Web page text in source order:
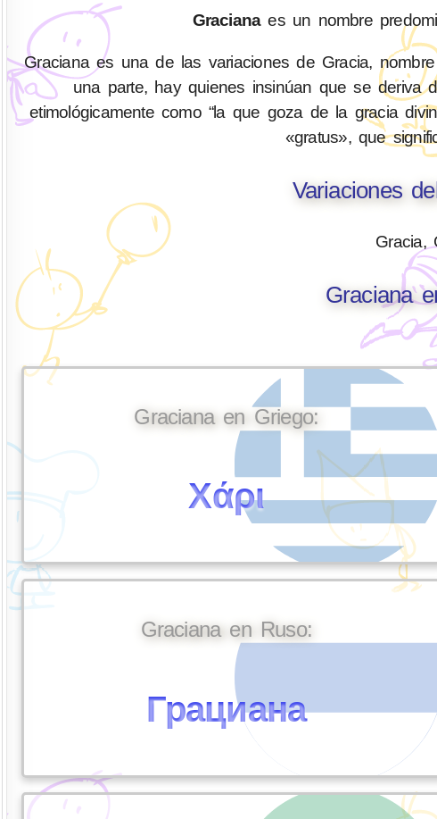
Gracianaes un nombre
Graciana es una de las variaciones de Gracia,
una parte, hay quienes insinúan que se deriva
etimológicamente como “la que goza de la gracia
«gratus», que
Variaciones
Gracia,
Graciana
Graciana en Griego:
Χάρι
Graciana en Ruso:
Грациана